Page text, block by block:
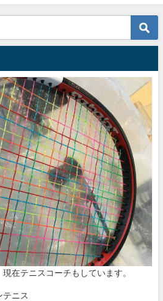
在テニスコーチもしています。
ニス